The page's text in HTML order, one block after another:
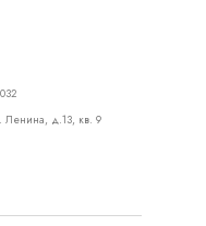
Ленина, д.13, кв. 9